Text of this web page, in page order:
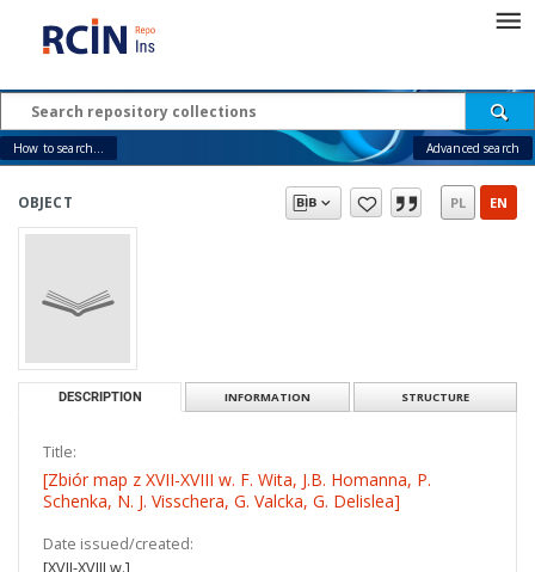
How to search... Advanced search
OBJECT PL EN
DESCRIPTION INFORMATION STRUCTURE
Title:
[Zbiór map z XVII-XVIII w. F. Wita, J.B. Homanna, P.
Schenka, N. J. Visschera, G. Valcka, G. Delislea]
Date issued/created:
[XVII-XVIII w.]